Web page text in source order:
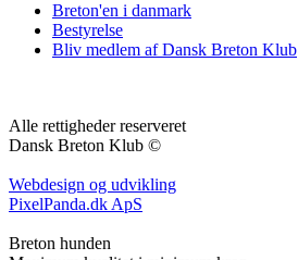
Breton'en i danmark
Bestyrelse
Bliv medlem af Dansk Breton Klub
Alle rettigheder reserveret
Dansk Breton Klub ©
Webdesign og udvikling
PixelPanda.dk ApS
Breton hunden